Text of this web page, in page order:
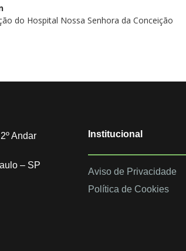
do Hospital Nossa Senhora da Conceição
Andar
– SP
Institucional
Aviso de Privacidade
Política de Cookies